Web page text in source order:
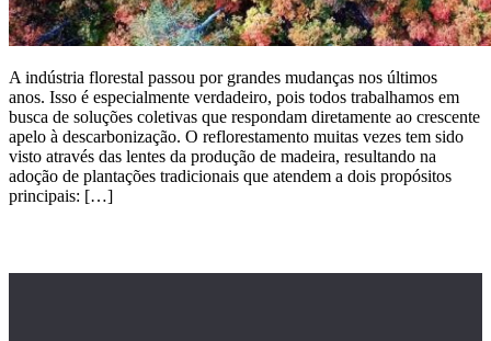
A indústria florestal passou por grandes mudanças nos últimos
anos. Isso é especialmente verdadeiro, pois todos trabalhamos em
busca de soluções coletivas que respondam diretamente ao crescente
apelo à descarbonização. O reflorestamento muitas vezes tem sido
visto através das lentes da produção de madeira, resultando na
adoção de plantações tradicionais que atendem a dois propósitos
principais: […]